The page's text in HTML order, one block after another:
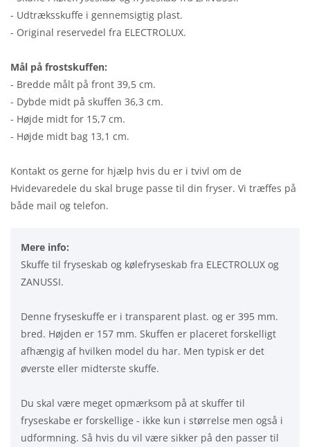
- Udtræksskuffe i gennemsigtig plast.
- Original reservedel fra ELECTROLUX.
Mål på frostskuffen:
- Bredde målt på front 39,5 cm.
- Dybde midt på skuffen 36,3 cm.
- Højde midt for 15,7 cm.
- Højde midt bag 13,1 cm.
Kontakt os gerne for hjælp hvis du er i tvivl om de
Hvidevaredele du skal bruge passe til din fryser. Vi træffes på
både mail og telefon.
Mere info:
Skuffe til fryseskab og kølefryseskab fra ELECTROLUX og
ZANUSSI.
Denne fryseskuffe er i transparent plast. og er 395 mm.
bred. Højden er 157 mm. Skuffen er placeret forskelligt
afhængig af hvilken model du har. Men typisk er det
øverste eller midterste skuffe.
Du skal være meget opmærksom på at skuffer til
fryseskabe er forskellige - ikke kun i størrelse men også i
udformning. Så hvis du vil være sikker på den passer til